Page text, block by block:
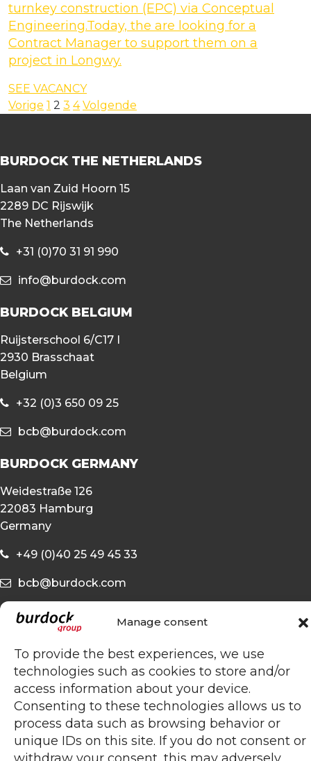
Manage consent
To provide the best experiences, we use
technologies such as cookies to store and/or
access information about your device.
Consenting to these technologies allows us to
process data such as browsing behavior or
unique IDs on this site. If you do not consent or
turnkey construction (EPC) via Conceptual
Engineering.Today, the are looking for a
Contract Manager to support them on a
project in Longwy.
SEE VACANCY
Berichten
Vorige 1 2 3 4 Volgende
BURDOCK THE NETHERLANDS
Laan van Zuid Hoorn 15
2289 DC Rijswijk
The Netherlands
+31 (0)70 31 91 990
info@burdock.com
BURDOCK BELGIUM
Ruijsterschool 6/C17 I
2930 Brasschaat
Belgium
+32 (0)3 650 09 25
bcb@burdock.com
BURDOCK GERMANY
Weidestraße 126
22083 Hamburg
Germany
+49 (0)40 25 49 45 33
bcb@burdock.com
OTHER
Cookie policy
Terms and conditions